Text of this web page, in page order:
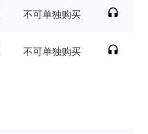
不可单独购买
不可单独购买